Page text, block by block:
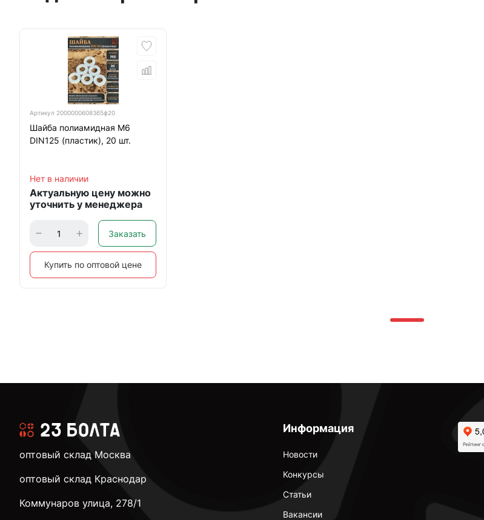
Артикул 2000000608365ф20
Шайба полиамидная М6
DIN125 (пластик), 20 шт.
Нет в наличии
Актуальную цену можно
уточнить у менеджера
Заказать
Купить по оптовой цене
Информация
Новости
Конкурсы
Статьи
Вакансии
оптовый склад Москва
оптовый склад Краснодар
Коммунаров улица, 278/1